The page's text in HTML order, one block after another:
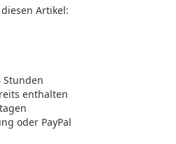
Artikel:
Stunden
enthalten
oder PayPal